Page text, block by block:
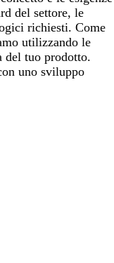
del settore, le
richiesti. Come
utilizzando le
del tuo prodotto.
uno sviluppo